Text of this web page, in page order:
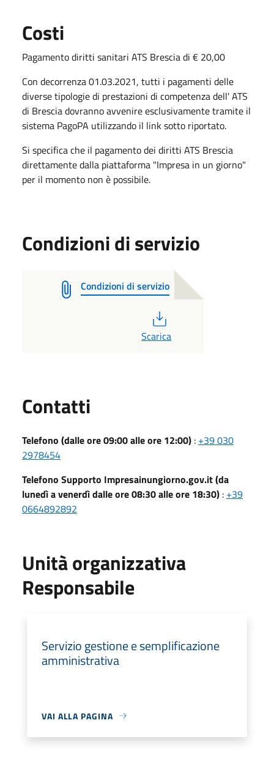
Costi
Pagamento diritti sanitari ATS Brescia di € 20,00
Con decorrenza 01.03.2021, tutti i pagamenti delle
diverse tipologie di prestazioni di competenza dell' ATS
di Brescia dovranno avvenire esclusivamente tramite il
sistema PagoPA utilizzando il link sotto riportato.
Si specifica che il pagamento dei diritti ATS Brescia
direttamente dalla piattaforma "Impresa in un giorno"
per il momento non è possibile.
Condizioni di servizio
Condizioni di servizio
Scarica
Contatti
Telefono (dalle ore 09:00 alle ore 12:00) : +39 030
2978454
Telefono Supporto Impresainungiorno.gov.it (da
lunedì a venerdì dalle ore 08:30 alle ore 18:30) : +39
0664892892
Unità organizzativa
Responsabile
Servizio gestione e semplificazione
amministrativa
VAI ALLA PAGINA